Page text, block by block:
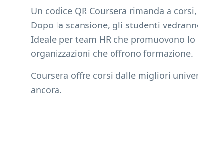
Un codice QR Coursera rimanda a
Dopo la scansione, gli studenti
Ideale per team HR che promuovono
organizzazioni che offrono formazione.
Coursera offre corsi dalle migliori
ancora.